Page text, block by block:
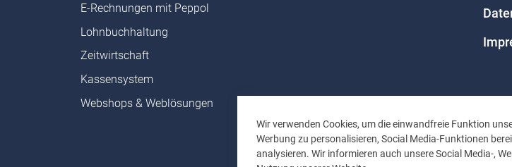
Wir verwenden Cookies, um die einwandfreie Funktion
Werbung zu personalisieren, Social Media-Funktionen
analysieren. Wir informieren auch unsere Social Media-,
E-Rechnungen mit Peppol
Lohnbuchhaltung
Zeitwirtschaft
Kassensystem
Webshops & Weblösungen